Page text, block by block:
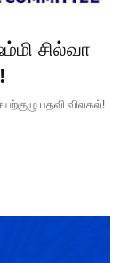
சில்வா
பதவி விலகல்!